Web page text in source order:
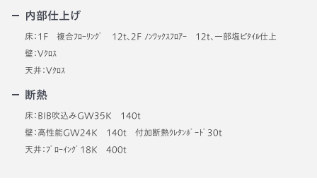
内部仕上げ
床：1F 複合ﾌﾛｰﾘﾝｸﾞ 12t、2F ﾉﾝﾜｯｸｽﾌﾛｱｰ 12t、一部塩ビﾀｲﾙ仕上
壁：Vｸﾛｽ
天井：Vｸﾛｽ
断熱
床：BIB吹込みGW35K 140t
壁：高性能GW24K 140t 付加断熱ｳﾚﾀﾝﾎﾞｰﾄﾞ30t
天井：ﾌﾞﾛｰｲﾝｸﾞ18K 400t